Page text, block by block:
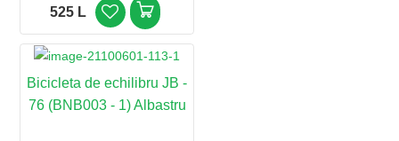
525 L
Bicicleta de echilibru JB -
76 (BNB003 - 1) Albastru